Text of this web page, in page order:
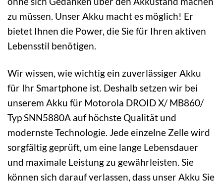
zu müssen. Unser Akku macht es möglich! Er
bietet Ihnen die Power, die Sie für Ihren aktiven
Lebensstil benötigen.
Wir wissen, wie wichtig ein zuverlässiger Akku
für Ihr Smartphone ist. Deshalb setzen wir bei
unserem Akku für Motorola DROID X/ MB860/
Typ SNN5880A auf höchste Qualität und
modernste Technologie. Jede einzelne Zelle wird
sorgfältig geprüft, um eine lange Lebensdauer
und maximale Leistung zu gewährleisten. Sie
können sich darauf verlassen, dass unser Akku Sie